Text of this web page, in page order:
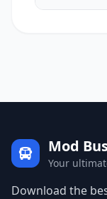
Mod
Your
Download the